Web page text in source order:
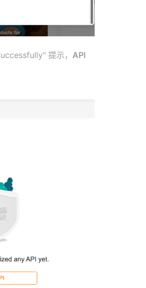
提示， API